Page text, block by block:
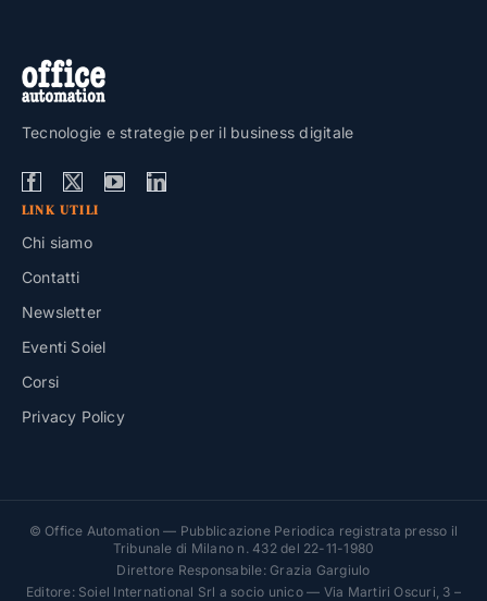
Tecnologie e strategie per il business digitale
LINK UTILI
Chi siamo
Contatti
Newsletter
Eventi Soiel
Corsi
Privacy Policy
© Office Automation — Pubblicazione Periodica registrata presso il
Tribunale di Milano n. 432 del 22-11-1980
Direttore Responsabile: Grazia Gargiulo
Editore: Soiel International Srl a socio unico — Via Martiri Oscuri, 3 –